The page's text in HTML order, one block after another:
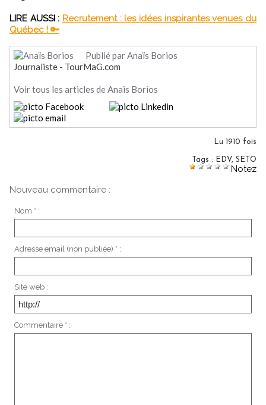
LIRE AUSSI : Recrutement : les idées inspirantes venues du
Québec ! 🔑
Publié par Anaïs Borios
Journaliste - TourMaG.com
Voir tous les articles de Anaïs Borios
Lu 1910 fois
Tags : EDV, SETO
Notez
Nouveau commentaire :
Nom * :
Adresse email (non publiée) * :
Site web :
Commentaire * :